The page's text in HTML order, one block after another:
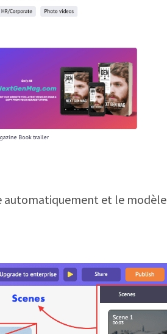
automatiquement et le modèle